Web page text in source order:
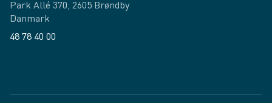
Park Allé 370, 2605 Brøndby
Danmark
48 78 40 00